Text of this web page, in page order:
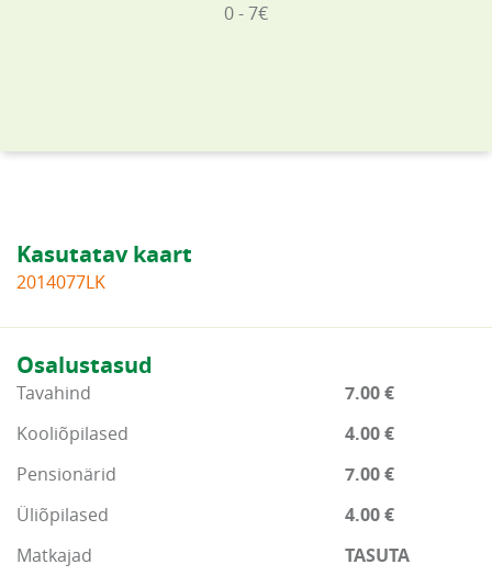
0 - 7€
Kasutatav kaart
2014077LK
Osalustasud
Tavahind
7.00 €
Kooliõpilased
4.00 €
Pensionärid
7.00 €
Üliõpilased
4.00 €
Matkajad
TASUTA